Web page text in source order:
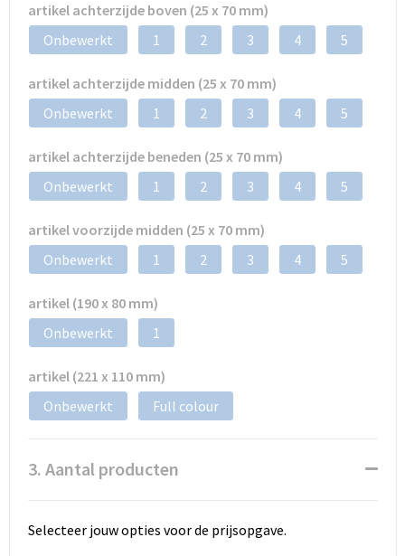
artikel achterzijde boven (25 x 70 mm)
Onbewerkt
1 2 3 4 5
artikel achterzijde midden (25 x 70 mm)
Onbewerkt
1 2 3 4 5
artikel achterzijde beneden (25 x 70 mm)
Onbewerkt
1 2 3 4 5
artikel voorzijde midden (25 x 70 mm)
Onbewerkt
1 2 3 4 5
artikel (190 x 80 mm)
Onbewerkt
1
artikel (221 x 110 mm)
Onbewerkt
Full colour
3. Aantal producten
Selecteer jouw opties voor de prijsopgave.